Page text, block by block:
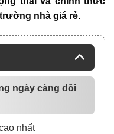
nhà giá rẻ.
ngày càng dồi
nhất